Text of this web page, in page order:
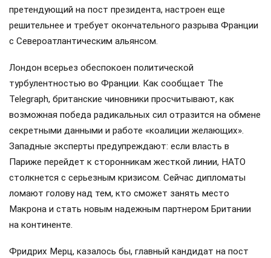
претендующий на пост президента, настроен еще
решительнее и требует окончательного разрыва Франции
с Североатлантическим альянсом.
Лондон всерьез обеспокоен политической
турбулентностью во Франции. Как сообщает The
Telegraph, британские чиновники просчитывают, как
возможная победа радикальных сил отразится на обмене
секретными данными и работе «коалиции желающих».
Западные эксперты предупреждают: если власть в
Париже перейдет к сторонникам жесткой линии, НАТО
столкнется с серьезным кризисом. Сейчас дипломаты
ломают голову над тем, кто сможет занять место
Макрона и стать новым надежным партнером Британии
на континенте.
Фридрих Мерц, казалось бы, главный кандидат на пост